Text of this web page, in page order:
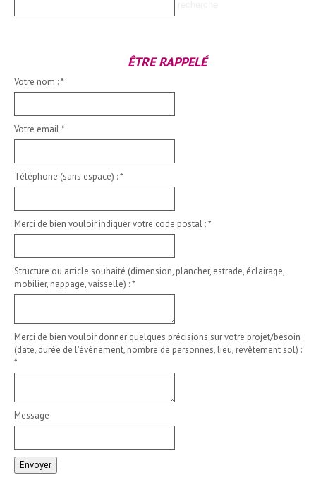
ÊTRE RAPPELÉ
Votre nom :*
Votre email*
Téléphone (sans espace) :*
Merci de bien vouloir indiquer votre code postal :*
Structure ou article souhaité (dimension, plancher, estrade, éclairage,
mobilier, nappage, vaisselle) :*
Merci de bien vouloir donner quelques précisions sur votre projet/besoin
(date, durée de l'événement, nombre de personnes, lieu, revêtement sol) :
*
Message
Envoyer